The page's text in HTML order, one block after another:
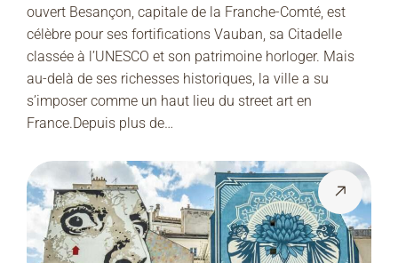
ouvert Besançon, capitale de la Franche-Comté, est
célèbre pour ses fortifications Vauban, sa Citadelle
classée à l’UNESCO et son patrimoine horloger. Mais
au-delà de ses richesses historiques, la ville a su
s’imposer comme un haut lieu du street art en
France.Depuis plus de…